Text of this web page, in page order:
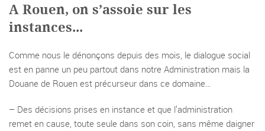
A Rouen, on s’assoie sur les
instances...
Comme nous le dénonçons depuis des mois, le dialogue social
est en panne un peu partout dans notre Administration mais la
Douane de Rouen est précurseur dans ce domaine…
– Des décisions prises en instance et que l’administration
remet en cause, toute seule dans son coin, sans même daigner